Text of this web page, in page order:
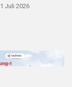
Juli 2026